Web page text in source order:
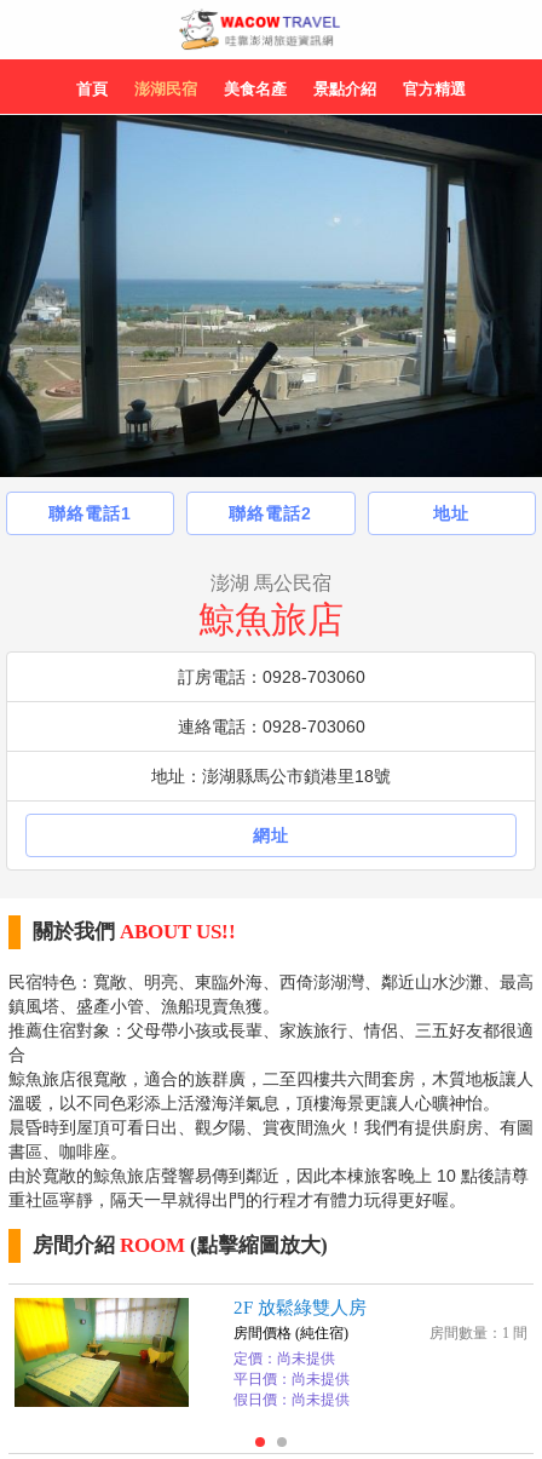
首頁 澎湖民宿 美食名產 景點介紹 官方精選
聯絡電話1 聯絡電話2 地址
澎湖 馬公民宿
鯨魚旅店
訂房電話：0928-703060
連絡電話：0928-703060
地址：澎湖縣馬公市鎖港里18號
網址
關於我們 ABOUT US!!
民宿特色：寬敞、明亮、東臨外海、西倚澎湖灣、鄰近山水沙灘、最高
鎮風塔、盛產小管、漁船現賣魚獲。
推薦住宿對象：父母帶小孩或長輩、家族旅行、情侶、三五好友都很適
合
鯨魚旅店很寬敞，適合的族群廣，二至四樓共六間套房，木質地板讓人
溫暖，以不同色彩添上活潑海洋氣息，頂樓海景更讓人心曠神怡。
晨昏時到屋頂可看日出、觀夕陽、賞夜間漁火！我們有提供廚房、有圖
書區、咖啡座。
由於寬敞的鯨魚旅店聲響易傳到鄰近，因此本棟旅客晚上 10 點後請尊
重社區寧靜，隔天一早就得出門的行程才有體力玩得更好喔。
房間介紹 ROOM (點擊縮圖放大)
2F 放鬆綠雙人房
房間數量：1 間
房間價格 (純住宿)
定價：尚未提供
平日價：尚未提供
假日價：尚未提供